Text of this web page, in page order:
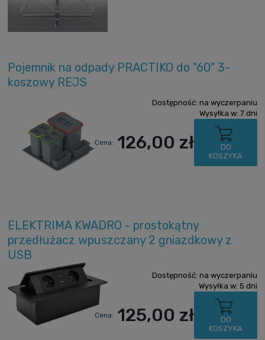
Pojemnik na odpady PRACTIKO do "60" 3-
koszowy REJS
Dostępność: na wyczerpaniu
Wysyłka w: 7 dni
Cena: 126,00 zł
DO
KOSZYKA
ELEKTRIMA KWADRO - prostokątny
przedłużacz wpuszczany 2 gniazdkowy z
USB
Dostępność: na wyczerpaniu
Wysyłka w: 5 dni
Cena: 125,00 zł
DO
KOSZYKA